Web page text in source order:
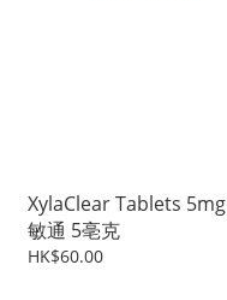
XylaClear Tablets 5mg 特
敏通 5亳克
HK$60.00